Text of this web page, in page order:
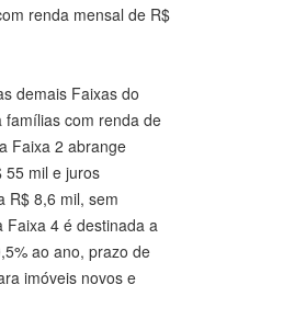
renda mensal de R$
demais Faixas do
com renda de
Faixa 2 abrange
55 mil e juros
R$ 8,6 mil, sem
Faixa 4 é destinada a
ao ano, prazo de
imóveis novos e